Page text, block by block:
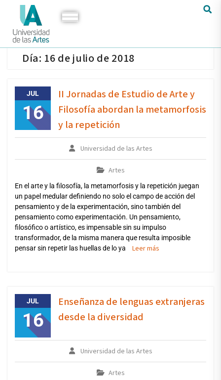
Día: 16 de julio de 2018
JUL
16
II Jornadas de Estudio de Arte y
Filosofía abordan la metamorfosis
y la repetición
Universidad de las Artes
Artes
En el arte y la filosofía, la metamorfosis y la repetición juegan
un papel medular definiendo no solo el campo de acción del
pensamiento y de la experimentación, sino también del
pensamiento como experimentación. Un pensamiento,
filosófico o artístico, es impensable sin su impulso
transformador, de la misma manera que resulta imposible
pensar sin repetir las huellas de lo ya
Leer más
JUL
16
Enseñanza de lenguas extranjeras
desde la diversidad
Universidad de las Artes
Artes